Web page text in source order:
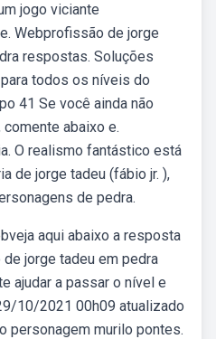
jogo viciante
Webprofissão de jorge
respostas. Soluções
todos os níveis do
41 Se você ainda não
abaixo e.
O realismo fantástico está
de jorge tadeu (fábio jr. ),
de pedra.
aqui abaixo a resposta
jorge tadeu em pedra
ajudar a passar o nível e
10/2021 00h09 atualizado
personagem murilo pontes.